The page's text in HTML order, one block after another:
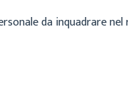
da inquadrare